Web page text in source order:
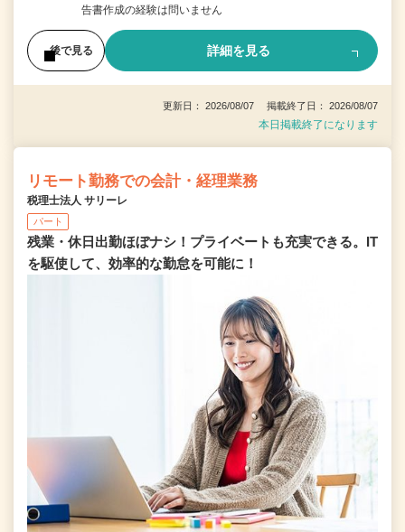
告書作成の経験は問いません
後で見る 詳細を見る
更新日： 2026/08/07 掲載終了日： 2026/08/07
本日掲載終了になります
リモート勤務での会計・経理業務
税理士法人 サリーレ
パート
残業・休日出勤ほぼナシ！プライベートも充実できる。IT
を駆使して、効率的な勤怠を可能に！